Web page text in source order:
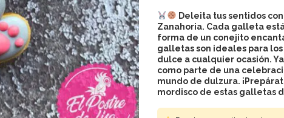
Deleita tus sentidos
Zanahoria. Cada galleta
forma de un conejito
galletas son ideales para
dulce a cualquier ocasión.
como parte de una
mundo de dulzura.
mordisco de estas galletas